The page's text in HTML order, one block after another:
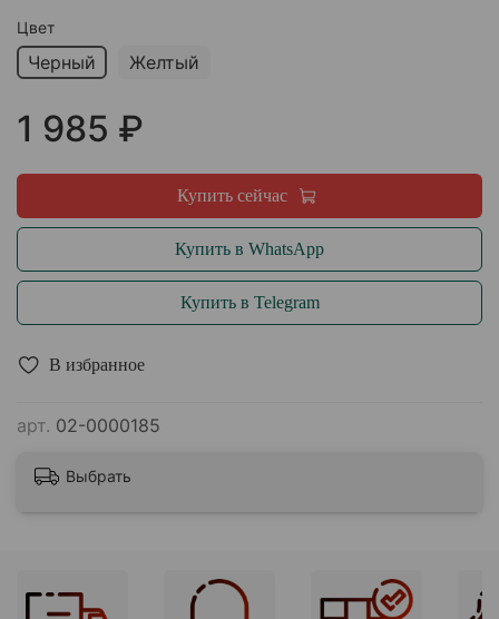
В избранное
арт. 02-0000185
Цвет
Черный Желтый
1 985 ₽
Купить сейчас
Купить в WhatsApp
Купить в Telegram
Выбрать